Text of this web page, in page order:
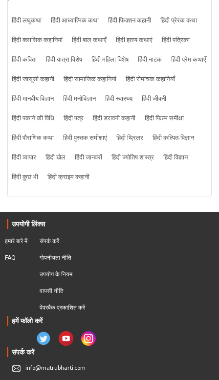
हिंदी लघुकथा हिंदी आध्यात्मिक कथा हिंदी फिक्शन कहानी
हिंदी प्रेरक कथा
हिंदी क्लासिक कहानियां
हिंदी बाल कथाएँ हिंदी हास्य कथाएं
हिंदी पत्रिका
हिंदी कविता
हिंदी यात्रा विशेष हिंदी महिला विशेष हिंदी नाटक
हिंदी प्रेम कथाएँ
हिंदी जासूसी कहानी
हिंदी सामाजिक कहानियां
हिंदी रोमांचक कहानियाँ
हिंदी मानवीय विज्ञान
हिंदी मनोविज्ञान हिंदी स्वास्थ्य
हिंदी जीवनी
हिंदी पकाने की विधि
हिंदी पत्र हिंदी डरावनी कहानी
हिंदी फिल्म समीक्षा
हिंदी पौराणिक कथा
हिंदी पुस्तक समीक्षाएं हिंदी थ्रिलर
हिंदी कल्पित-विज्ञान
हिंदी व्यापार
हिंदी खेल हिंदी जानवरों हिंदी ज्योतिष शास्त्र
हिंदी विज्ञान
हिंदी कुछ भी
हिंदी क्राइम कहानी
उपयोगी लिंक्स
हमारे बारे में
FAQ
संपर्क करें
गोपनीयता नीति
उपयोग के नियम
वापसी नीति
पेपरबैक प्रकाशित करें
हमें फॉलो करें
संपर्क करें
info@matrubharti.com